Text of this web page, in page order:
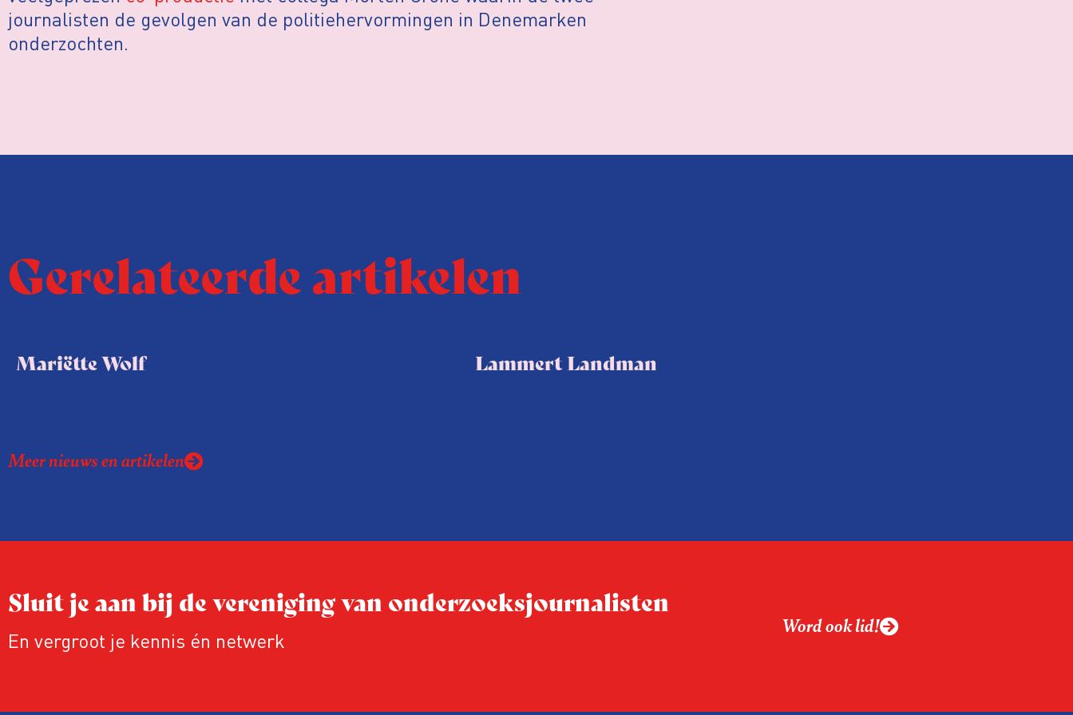
journalisten de gevolgen van de politiehervormingen in Denemarken
onderzochten.
Gerelateerde artikelen
Mariëtte Wolf Lammert Landman
Meer nieuws en artikelen
Sluit je aan bij de vereniging van onderzoeksjournalisten
En vergroot je kennis én netwerk
Word ook lid!